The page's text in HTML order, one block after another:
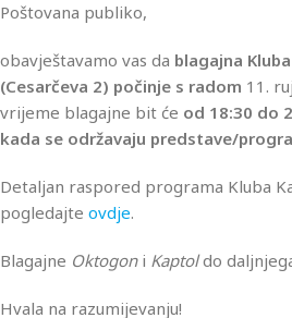
Poštovana publiko,
obavještavamo vas da blagajna
(Cesarčeva 2) počinje s radom 11.
vrijeme blagajne bit će od 18:30 do
kada se održavaju predstave/
Detaljan raspored programa Kluba
pogledajte ovdje.
Blagajne Oktogoni Kaptoldo
Hvala na razumijevanju!